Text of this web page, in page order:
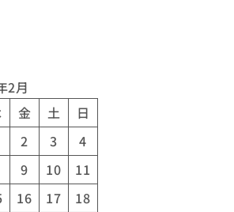
2月
金 土
日
2 3
4
9 10
11
16 17
18